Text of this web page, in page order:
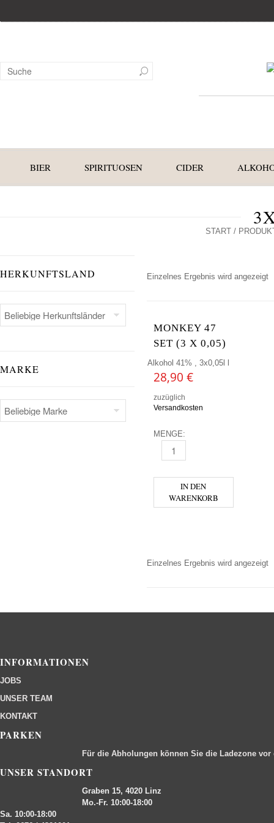
BIER SPIRITUOSEN CIDER
START/
HERKUNFTSLAND
MARKE
Einzelnes Ergebnis wird angezeigt
MONKEY 47
SET (3 X 0,05)
Alkohol 41% , 3x0,05l l
28,90 €
zuzüglich
Versandkosten
MENGE:
MONKEY 47 SET (3 X 0,05)
IN DEN
WARENKORB
Einzelnes Ergebnis wird angezeigt
INFORMATIONEN
JOBS
UNSER TEAM
KONTAKT
PARKEN
Für die Abholungen können Sie die Ladezone
UNSER STANDORT
Graben 15, 4020 Linz
Mo.-Fr. 10:00-18:00
Sa. 10:00-18:00